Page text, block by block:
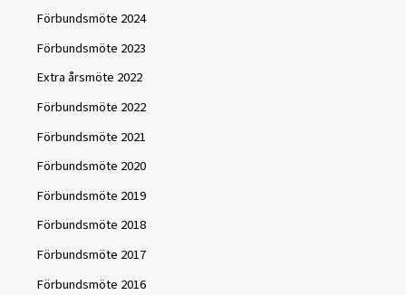
Förbundsmöte 2024
Förbundsmöte 2023
Extra årsmöte 2022
Förbundsmöte 2022
Förbundsmöte 2021
Förbundsmöte 2020
Förbundsmöte 2019
Förbundsmöte 2018
Förbundsmöte 2017
Förbundsmöte 2016